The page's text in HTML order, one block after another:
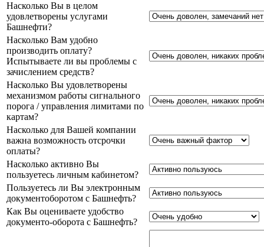
Насколько Вы в целом
удовлетворены услугами
Башнефти?
Насколько Вам удобно
производить оплату?
Испытываете ли вы проблемы с
зачислением средств?
Насколько Вы удовлетворены
механизмом работы сигнального
порога / управления лимитами по
картам?
Насколько для Вашей компании
важна возможность отсрочки
оплаты?
Насколько активно Вы
пользуетесь личным кабинетом?
Пользуетесь ли Вы электронным
документоборотом с Башнефть?
Как Вы оцениваете удобство
документо-оборота с Башнефть?